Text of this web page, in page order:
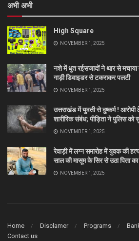
अभी अभी
High Square
NOVEMBER 1, 2025
नशे में धुत रईसजादों ने थार से मचाया
गाड़ी डिवाइडर से टकराकर पलटी
NOVEMBER 1, 2025
उत्तराखंड में युवती से दुष्कर्म !
शारीरिक संबंध; पीड़िता ने पुलिस को
NOVEMBER 1, 2025
रेवाड़ी में लग्न समारोह में युवक की
साल की मासूम के सिर से उठा पिता का
NOVEMBER 1, 2025
Home Disclamer Programs
Contact us